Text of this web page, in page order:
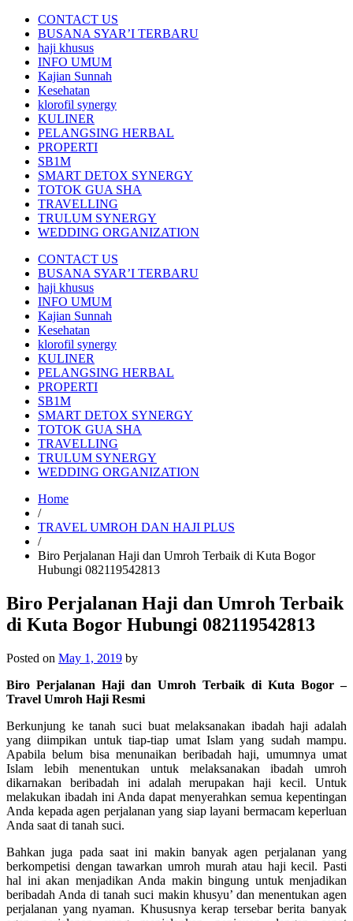
CONTACT US
BUSANA SYAR’I TERBARU
haji khusus
INFO UMUM
Kajian Sunnah
Kesehatan
klorofil synergy
KULINER
PELANGSING HERBAL
PROPERTI
SB1M
SMART DETOX SYNERGY
TOTOK GUA SHA
TRAVELLING
TRULUM SYNERGY
WEDDING ORGANIZATION
CONTACT US
BUSANA SYAR’I TERBARU
haji khusus
INFO UMUM
Kajian Sunnah
Kesehatan
klorofil synergy
KULINER
PELANGSING HERBAL
PROPERTI
SB1M
SMART DETOX SYNERGY
TOTOK GUA SHA
TRAVELLING
TRULUM SYNERGY
WEDDING ORGANIZATION
Home
/
TRAVEL UMROH DAN HAJI PLUS
/
Biro Perjalanan Haji dan Umroh Terbaik di Kuta Bogor
Hubungi 082119542813
Biro Perjalanan Haji dan Umroh Terbaik
di Kuta Bogor Hubungi 082119542813
Posted on May 1, 2019 by
Biro Perjalanan Haji dan Umroh Terbaik di Kuta Bogor –
Travel Umroh Haji Resmi
Berkunjung ke tanah suci buat melaksanakan ibadah haji adalah
yang diimpikan untuk tiap-tiap umat Islam yang sudah mampu.
Apabila belum bisa menunaikan beribadah haji, umumnya umat
Islam lebih menentukan untuk melaksanakan ibadah umroh
dikarnakan beribadah ini adalah merupakan haji kecil. Untuk
melakukan ibadah ini Anda dapat menyerahkan semua kepentingan
Anda kepada agen perjalanan yang siap layani bermacam keperluan
Anda saat di tanah suci.
Bahkan juga pada saat ini makin banyak agen perjalanan yang
berkompetisi dengan tawarkan umroh murah atau haji kecil. Pasti
hal ini akan menjadikan Anda makin bingung untuk menjadikan
beribadah Anda di tanah suci makin khusyu’ dan menentukan agen
perjalanan yang nyaman. Khususnya kerap tersebar berita banyak